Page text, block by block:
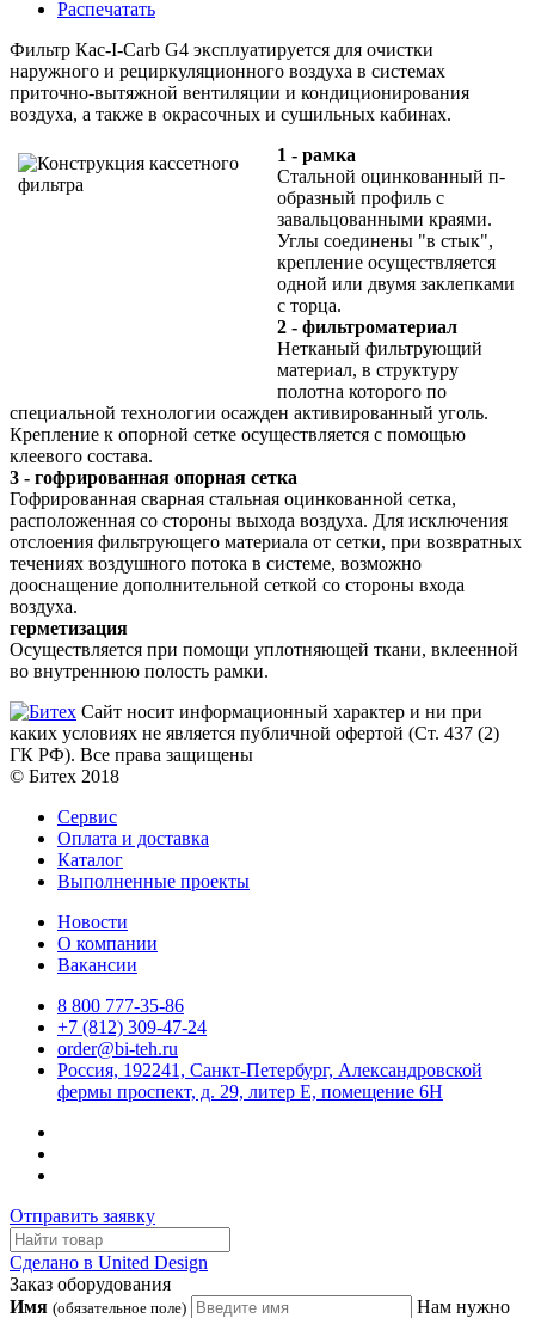
Распечатать
Фильтр Кас-I-Carb G4 эксплуатируется для очистки
наружного и рециркуляционного воздуха в системах
приточно-вытяжной вентиляции и кондиционирования
воздуха, а также в окрасочных и сушильных кабинах.
1 - рамка
Стальной оцинкованный п-
образный профиль с
завальцованными краями.
Углы соединены "в стык",
крепление осуществляется
одной или двумя заклепками
с торца.
2 - фильтроматериал
Нетканый фильтрующий
материал, в структуру
полотна которого по
специальной технологии осажден активированный уголь.
Крепление к опорной сетке осуществляется с помощью
клеевого состава.
3 - гофрированная опорная сетка
Гофрированная сварная стальная оцинкованной сетка,
расположенная со стороны выхода воздуха. Для исключения
отслоения фильтрующего материала от сетки, при возвратных
течениях воздушного потока в системе, возможно
дооснащение дополнительной сеткой со стороны входа
воздуха.
герметизация
Осуществляется при помощи уплотняющей ткани, вклеенной
во внутреннюю полость рамки.
Сайт носит информационный характер и ни при
каких условиях не является публичной офертой (Ст. 437 (2)
ГК РФ). Все права защищены
© Битех 2018
Сервис
Оплата и доставка
Каталог
Выполненные проекты
Новости
О компании
Вакансии
8 800 777-35-86
+7 (812) 309-47-24
order@bi-teh.ru
Россия, 192241, Санкт-Петербург, Александровской
фермы проспект, д. 29, литер Е, помещение 6Н
Отправить заявку
Сделано в United Design
Заказ оборудования
Имя (обязательное поле)
Нам нужно